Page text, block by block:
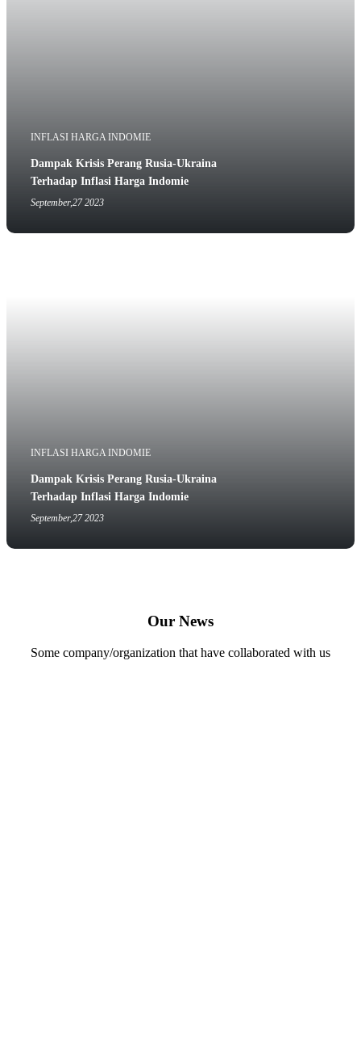
INFLASI HARGA INDOMIE
Dampak Krisis Perang Rusia-Ukraina
Terhadap Inflasi Harga Indomie
September,27 2023
INFLASI HARGA INDOMIE
Dampak Krisis Perang Rusia-Ukraina
Terhadap Inflasi Harga Indomie
September,27 2023
Our News
Some company/organization that have collaborated with us